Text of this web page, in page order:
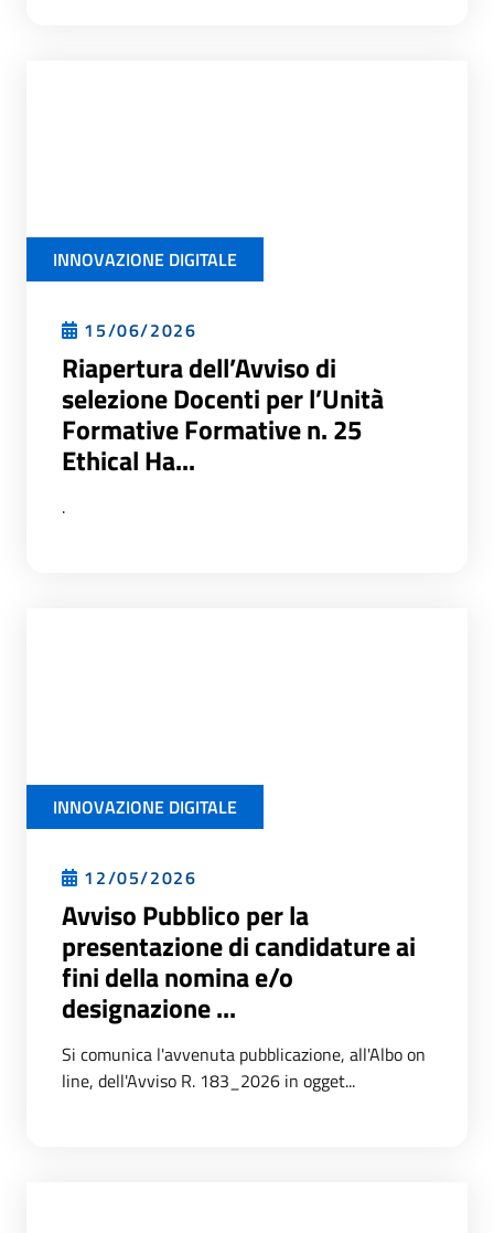
INNOVAZIONE DIGITALE
15/06/2026
Riapertura dell’Avviso di
selezione Docenti per l’Unità
Formative Formative n. 25
Ethical Ha...
.
INNOVAZIONE DIGITALE
12/05/2026
Avviso Pubblico per la
presentazione di candidature ai
fini della nomina e/o
designazione ...
Si comunica l'avvenuta pubblicazione, all'Albo on
line, dell'Avviso R. 183_2026 in ogget...